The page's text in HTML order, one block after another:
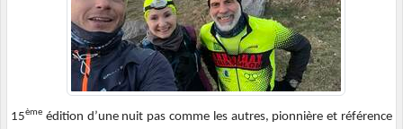
15ème édition d’une nuit pas comme les autres, pionnière et référence